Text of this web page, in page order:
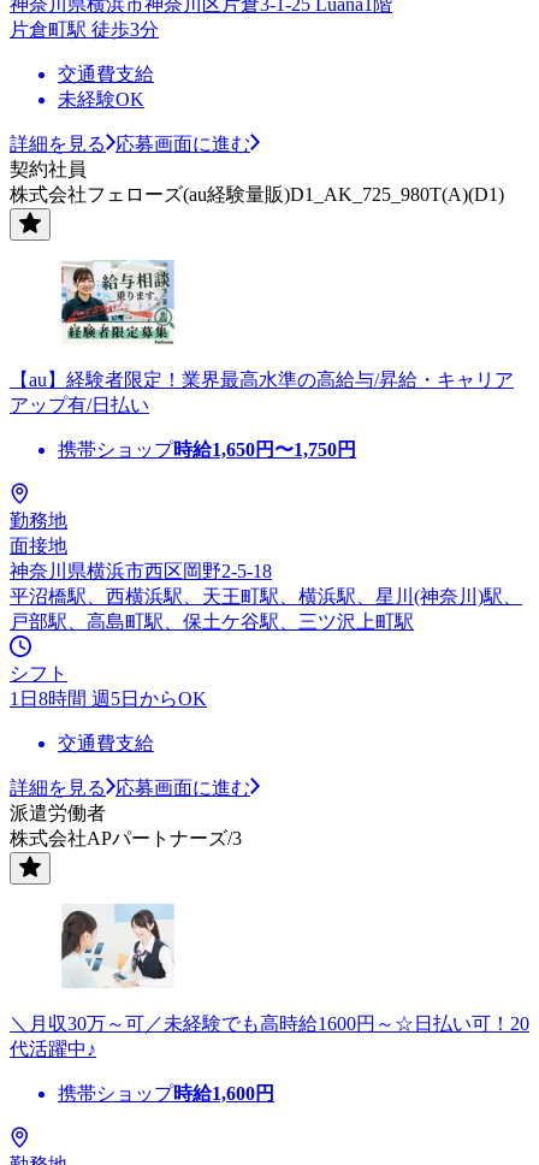
片倉町駅 徒歩3分
交通費支給
未経験OK
詳細を見る
応募画面に進む
契約社員
株式会社フェローズ(au経験量販)D1_AK_725_980T(A)(D1)
【au】経験者限定！業界最高水準の高給与/昇給・キャリア
アップ有/日払い
携帯ショップ時給1,650円〜1,750円
勤務地
面接地
神奈川県横浜市西区岡野2-5-18
平沼橋駅、西横浜駅、天王町駅、横浜駅、星川(神奈川)駅、
戸部駅、高島町駅、保土ケ谷駅、三ツ沢上町駅
シフト
1日8時間 週5日からOK
交通費支給
詳細を見る
応募画面に進む
派遣労働者
株式会社APパートナーズ/3
＼月収30万～可／未経験でも高時給1600円～☆日払い可！20
代活躍中♪
携帯ショップ時給1,600円